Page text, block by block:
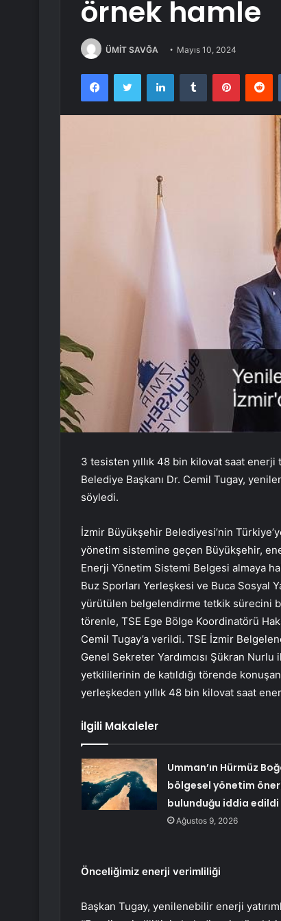
örnek hamle
ÜMİT SAVĞA Mayıs 10, 2024
FacebookTwitter LinkedInTumblr Pinterest
3 tesisten yıllık 48 bin kilovat saat
Belediye Başkanı Dr. Cemil Tugay,
söyledi.
İzmir Büyükşehir Belediyesi’nin
yönetim sistemine geçen Büyükşehir,
Enerji Yönetim Sistemi Belgesi almaya
Buz Sporları Yerleşkesi ve Buca Sosyal
yürütülen belgelendirme tetkik sürecini
törenle, TSE Ege Bölge Koordinatörü
Cemil Tugay’a verildi. TSE İzmir
Genel Sekreter Yardımcısı Şükran Nurlu
yetkililerinin de katıldığı törende
yerleşkeden yıllık 48 bin kilovat saat
İlgili Makaleler
Umman’ın Hürmüz
bölgesel yönetim
bulunduğu iddia edildi
Ağustos 9, 2026
Önceliğimiz enerji verimliliği
Başkan Tugay, yenilenebilir enerji